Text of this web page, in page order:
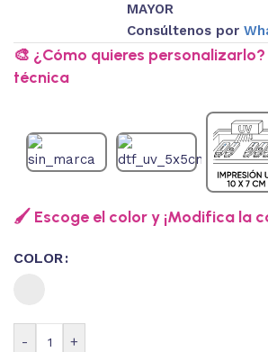
MAYOR
Consúltenos por
🎨 ¿Cómo quieres
técnica
🖌️ Escoge el color y ¡Modifica la
COLOR
- +